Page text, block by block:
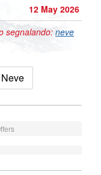
12 May 2026
segnalando: neve